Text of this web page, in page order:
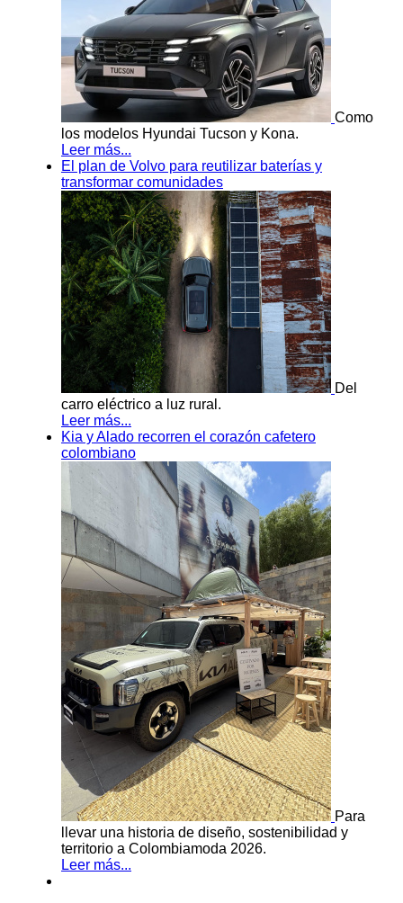
Como
los modelos Hyundai Tucson y Kona.
Leer más...
El plan de Volvo para reutilizar baterías y
transformar comunidades
Del
carro eléctrico a luz rural.
Leer más...
Kia y Alado recorren el corazón cafetero
colombiano
Para
llevar una historia de diseño, sostenibilidad y
territorio a Colombiamoda 2026.
Leer más...